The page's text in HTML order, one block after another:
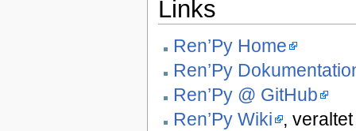
Links
Ren’Py Home
Ren’Py
Ren’Py @ GitHub
Ren’Py Wiki , veraltet